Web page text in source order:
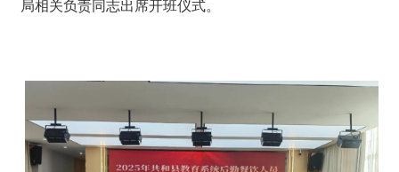
局相关负责同志出席开班仪式。